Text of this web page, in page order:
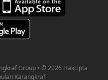
Group • © 2026 Hakcipta
Karangkraf